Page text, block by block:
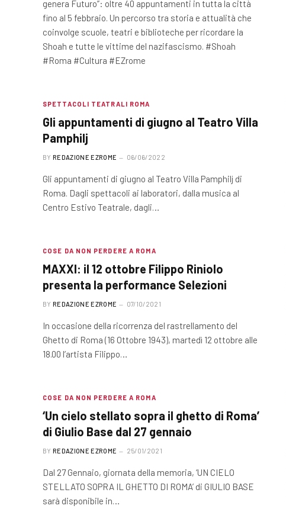
genera Futuro”: oltre 40 appuntamenti in tutta la città
fino al 5 febbraio. Un percorso tra storia e attualità che
coinvolge scuole, teatri e biblioteche per ricordare la
Shoah e tutte le vittime del nazifascismo. #Shoah
#Roma #Cultura #EZrome
SPETTACOLI TEATRALI ROMA
Gli appuntamenti di giugno al Teatro Villa
Pamphilj
BY REDAZIONE EZROME 06/06/2022
Gli appuntamenti di giugno al Teatro Villa Pamphilj di
Roma. Dagli spettacoli ai laboratori, dalla musica al
Centro Estivo Teatrale, dagli…
COSE DA NON PERDERE A ROMA
MAXXI: il 12 ottobre Filippo Riniolo
presenta la performance Selezioni
BY REDAZIONE EZROME 07/10/2021
In occasione della ricorrenza del rastrellamento del
Ghetto di Roma (16 Ottobre 1943), martedì 12 ottobre alle
18.00 l’artista Filippo…
COSE DA NON PERDERE A ROMA
‘Un cielo stellato sopra il ghetto di Roma’
di Giulio Base dal 27 gennaio
BY REDAZIONE EZROME 25/01/2021
Dal 27 Gennaio, giornata della memoria, ‘UN CIELO
STELLATO SOPRA IL GHETTO DI ROMA’ di GIULIO BASE
sarà disponibile in…